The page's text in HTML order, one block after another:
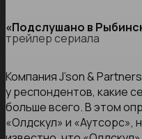
«Подслушано в
трейлер сериала
Компания J’son &
у респондентов, какие
больше всего. В этом
«Олдскул» и «Аутсорс»,